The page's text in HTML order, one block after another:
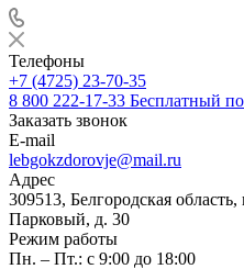
Телефоны
+7 (4725) 23-70-35
8 800 222-17-33 Бесплатный
Заказать звонок
E-mail
lebgokzdorovje@mail.ru
Адрес
309513, Белгородская
Парковый, д. 30
Режим работы
Пн. – Пт.: с 9:00 до 18:00